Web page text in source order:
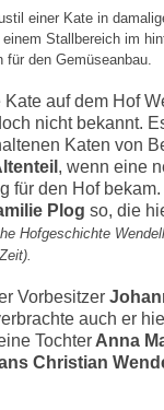
einer Kate in
Stallbereich im
den Gemüseanbau.
Kate auf dem Hof
nicht bekannt.
Katen von
, wenn eine
für den Hof bekam.
Plog so, die
Hofgeschichte
Vorbesitzer
auch er
Tochter Anna
Christian